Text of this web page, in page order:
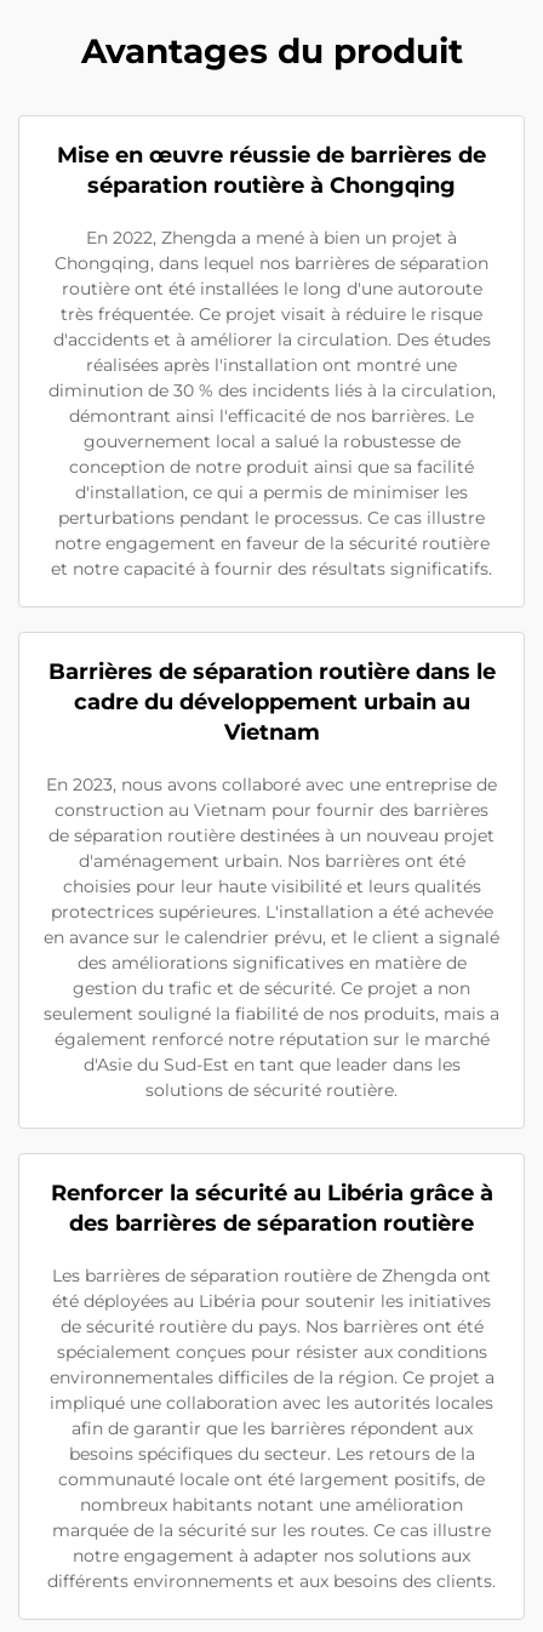
Avantages du produit
Mise en œuvre réussie de barrières de
séparation routière à Chongqing
En 2022, Zhengda a mené à bien un projet à
Chongqing, dans lequel nos barrières de séparation
routière ont été installées le long d'une autoroute
très fréquentée. Ce projet visait à réduire le risque
d'accidents et à améliorer la circulation. Des études
réalisées après l'installation ont montré une
diminution de 30 % des incidents liés à la circulation,
démontrant ainsi l'efficacité de nos barrières. Le
gouvernement local a salué la robustesse de
conception de notre produit ainsi que sa facilité
d'installation, ce qui a permis de minimiser les
perturbations pendant le processus. Ce cas illustre
notre engagement en faveur de la sécurité routière
et notre capacité à fournir des résultats significatifs.
Barrières de séparation routière dans le
cadre du développement urbain au
Vietnam
En 2023, nous avons collaboré avec une entreprise de
construction au Vietnam pour fournir des barrières
de séparation routière destinées à un nouveau projet
d'aménagement urbain. Nos barrières ont été
choisies pour leur haute visibilité et leurs qualités
protectrices supérieures. L'installation a été achevée
en avance sur le calendrier prévu, et le client a signalé
des améliorations significatives en matière de
gestion du trafic et de sécurité. Ce projet a non
seulement souligné la fiabilité de nos produits, mais a
également renforcé notre réputation sur le marché
d'Asie du Sud-Est en tant que leader dans les
solutions de sécurité routière.
Renforcer la sécurité au Libéria grâce à
des barrières de séparation routière
Les barrières de séparation routière de Zhengda ont
été déployées au Libéria pour soutenir les initiatives
de sécurité routière du pays. Nos barrières ont été
spécialement conçues pour résister aux conditions
environnementales difficiles de la région. Ce projet a
impliqué une collaboration avec les autorités locales
afin de garantir que les barrières répondent aux
besoins spécifiques du secteur. Les retours de la
communauté locale ont été largement positifs, de
nombreux habitants notant une amélioration
marquée de la sécurité sur les routes. Ce cas illustre
notre engagement à adapter nos solutions aux
différents environnements et aux besoins des clients.